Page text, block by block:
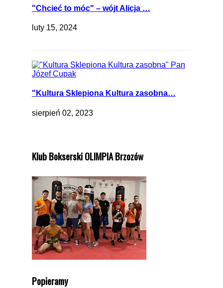
"Chcieć to móc" – wójt Alicja …
luty 15, 2024
"Kultura Sklepiona Kultura zasobna…
sierpień 02, 2023
Klub Bokserski OLIMPIA Brzozów
Popieramy